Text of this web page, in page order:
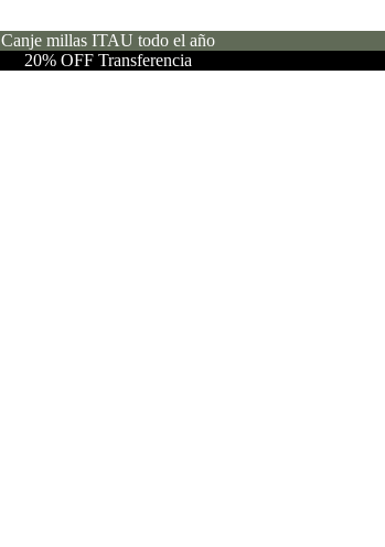
Canje millas ITAU todo el año
20% OFF Transferencia